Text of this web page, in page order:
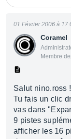
Coramel
Membre
01 Février 2006 à
Salut nino.ross !
Tu fais un clic
vas dans
9 pistes
afficher les 16